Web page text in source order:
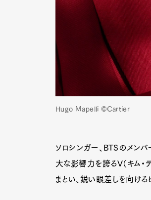
Hugo Mapelli ©︎Cartier
ソロシンガー、BTSのメン
大な影響力を誇るV（キム・
まとい、鋭い眼差しを向ける